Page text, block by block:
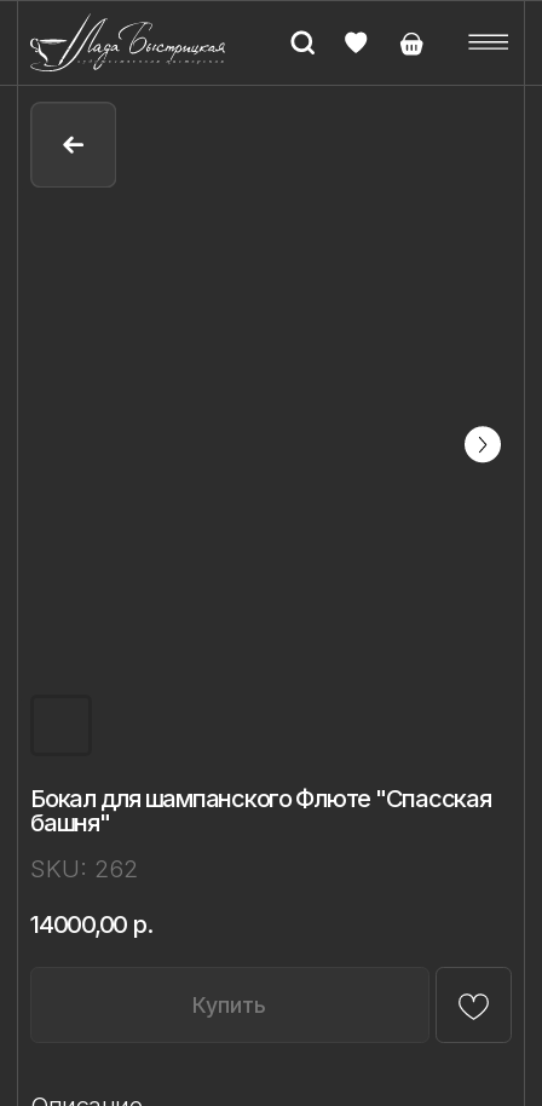
Купить
Описание
фарфор
Сертификаты: Бокалы имеют все